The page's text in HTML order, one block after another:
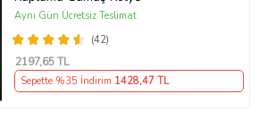
(42)
Aynı Gün Ücretsiz Teslimat
2197,65 TL
Sepette %35 İndirim 1428,47 TL